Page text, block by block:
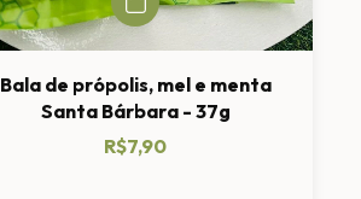
Bala de própolis, mel e menta
Santa Bárbara - 37g
R$7,90